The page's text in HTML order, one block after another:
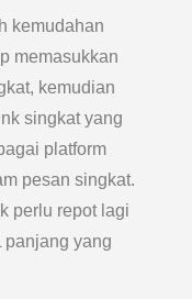
kemudahan
memasukkan
kemudian
singkat yang
platform
pesan singkat.
perlu repot lagi
panjang yang